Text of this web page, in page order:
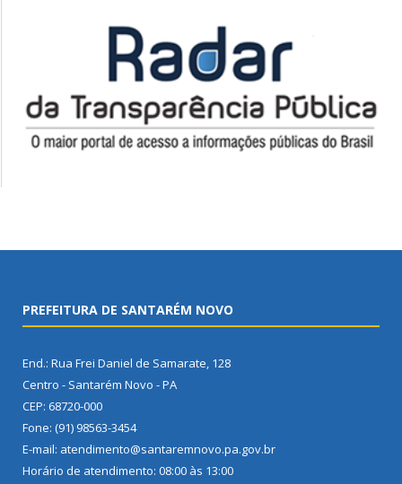
PREFEITURA DE SANTARÉM NOVO
End.: Rua Frei Daniel de Samarate, 128
Centro - Santarém Novo - PA
CEP: 68720-000
Fone: (91) 98563-3454
E-mail: atendimento@santaremnovo.pa.gov.br
Horário de atendimento: 08:00 às 13:00